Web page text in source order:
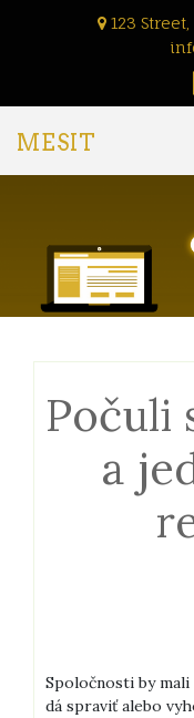
123 Street,
MESIT
Počuli
a
Spoločnosti by mali
dá spraviť alebo